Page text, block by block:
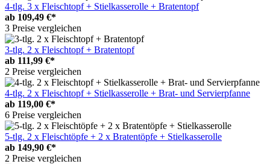
4-tlg. 3 x Fleischtopf + Stielkasserolle + Bratentopf
ab 109,49 €*
3 Preise vergleichen
3-tlg. 2 x Fleischtopf + Bratentopf
ab 111,99 €*
2 Preise vergleichen
4-tlg. 2 x Fleischtopf + Stielkasserolle + Brat- und Servierpfanne
ab 119,00 €*
6 Preise vergleichen
5-tlg. 2 x Fleischtöpfe + 2 x Bratentöpfe + Stielkasserolle
ab 149,90 €*
2 Preise vergleichen